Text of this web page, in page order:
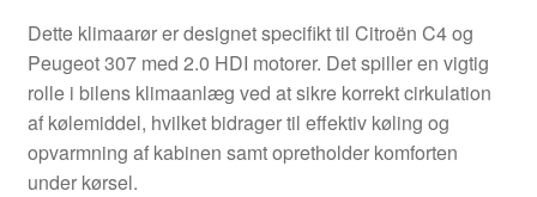
Dette klimaarør er designet specifikt til Citroën C4 og
Peugeot 307 med 2.0 HDI motorer. Det spiller en vigtig
rolle i bilens klimaanlæg ved at sikre korrekt cirkulation
af kølemiddel, hvilket bidrager til effektiv køling og
opvarmning af kabinen samt opretholder komforten
under kørsel.